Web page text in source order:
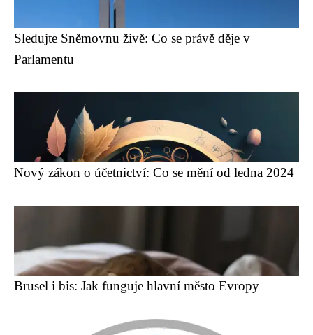
Sledujte Sněmovnu živě: Co se právě děje v
Parlamentu
Nový zákon o účetnictví: Co se mění od ledna 2024
Brusel i bis: Jak funguje hlavní město Evropy